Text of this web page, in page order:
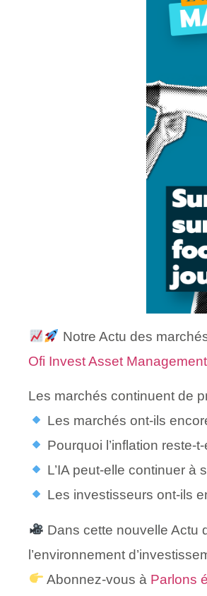
Notre Actu des
Ofi Invest Asset Management
Les marchés continuent de
Les marchés ont-ils
Pourquoi l’inflation
L’IA peut-elle continuer à
Les investisseurs ont-ils
Dans cette nouvelle Actu
l’environnement
Abonnez-vous à Parlons